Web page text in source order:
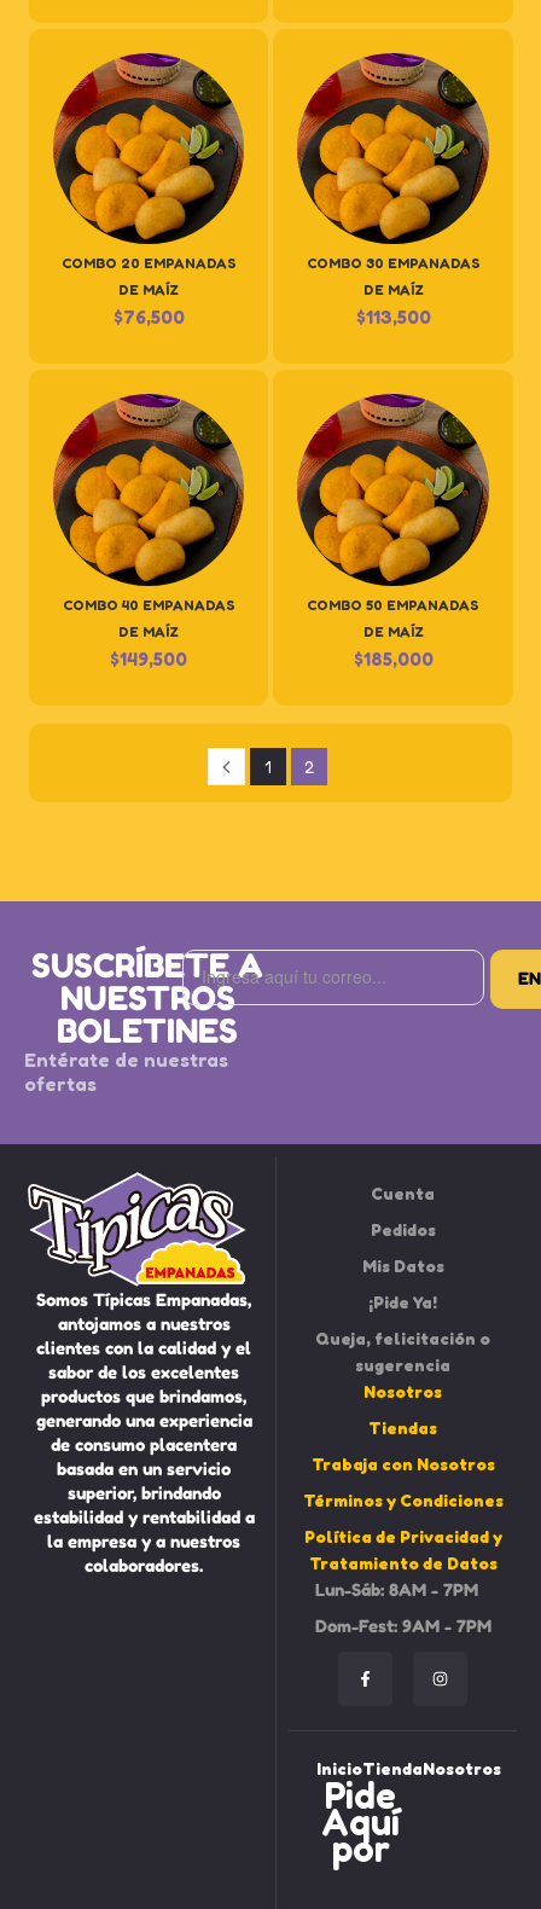
COMBO 20 EMPANADAS
DE MAÍZ
$76,500
COMBO 30 EMPANADAS
DE MAÍZ
$113,500
COMBO 40 EMPANADAS
DE MAÍZ
$149,500
COMBO 50 EMPANADAS
DE MAÍZ
$185,000
1 2
SUSCRÍBETE A
NUESTROS
BOLETINES
Entérate de nuestras
ofertas
Somos Típicas Empanadas,
antojamos a nuestros
clientes con la calidad y el
sabor de los excelentes
productos que brindamos,
generando una experiencia
de consumo placentera
basada en un servicio
superior, brindando
estabilidad y rentabilidad a
la empresa y a nuestros
colaboradores.
Cuenta
Pedidos
Mis Datos
¡Pide Ya!
Queja, felicitación o
sugerencia
Nosotros
Tiendas
Trabaja con Nosotros
Términos y Condiciones
Política de Privacidad y
Tratamiento de Datos
Lun-Sáb: 8AM - 7PM
Dom-Fest: 9AM - 7PM
InicioTiendaNosotros
Pide
Aquí
por